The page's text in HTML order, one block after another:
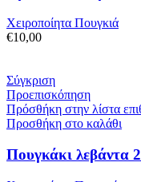
Χειροποίητα Πουγκιά
€10,00
Σύγκριση
Προεπισκόπηση
Πρόσθήκη στην λίστα
Προσθήκη στο καλάθι
Πουγκάκι λεβάντα